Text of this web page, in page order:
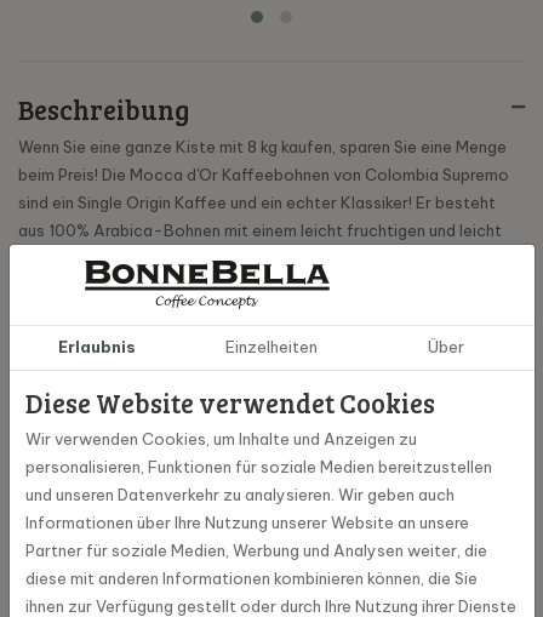
Beschreibung
Wenn Sie eine ganze Kiste mit 8 kg kaufen, sparen Sie eine Menge
beim Preis! Die Mocca d'Or Kaffeebohnen von Colombia Supremo
sind ein Single Origin Kaffee und ein echter Klassiker! Er besteht
aus 100% Arabica-Bohnen mit einem leicht fruchtigen und leicht
süßen Geschmack. Dieser Kaffee hat Geschmacksnuancen von
Orange, Grapefruit und Karamell. Der Name Supremo bezieht sich
auf die Größe der Kaffeebohne; sie ist groß. Die Bohne stammt aus
der Region Cauca im südamerikanischen Kolumbien. Der Colombia
Supremo eignet sich für alle Sorten, kommt aber besonders gut als
Espresso oder Lungo zur Geltung.
Spezifikationen
Artikel Nummer 100038-8
Erlaubnis Einzelheiten Über
Diese Website verwendet Cookies
Wir verwenden Cookies, um Inhalte und Anzeigen zu
personalisieren, Funktionen für soziale Medien bereitzustellen
und unseren Datenverkehr zu analysieren. Wir geben auch
Informationen über Ihre Nutzung unserer Website an unsere
Partner für soziale Medien, Werbung und Analysen weiter, die
diese mit anderen Informationen kombinieren können, die Sie
ihnen zur Verfügung gestellt oder durch Ihre Nutzung ihrer Dienste